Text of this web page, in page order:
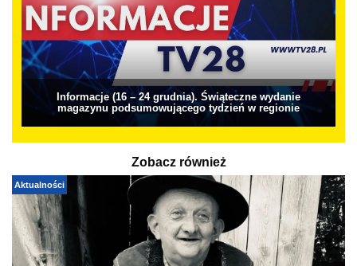
Informacje (16 – 24 grudnia). Świąteczne wydanie
magazynu podsumowującego tydzień w regionie
Zobacz również
Aktualności